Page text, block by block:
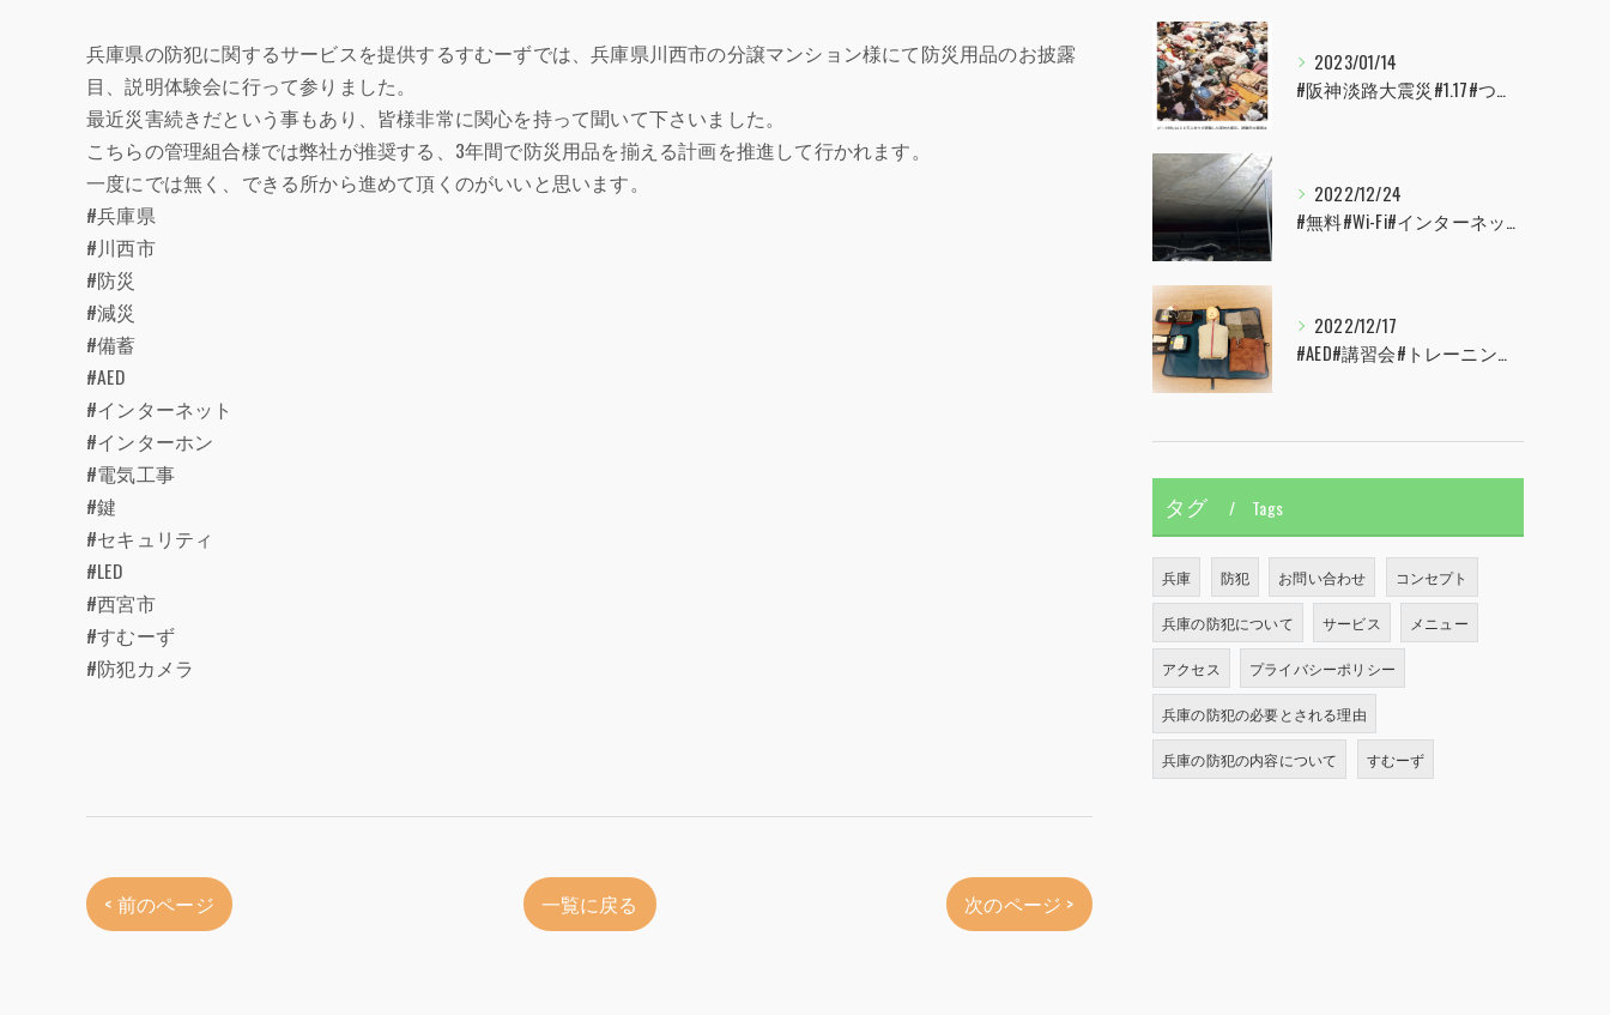
兵庫県の防犯に関するサービスを提供するすむーずでは、兵庫県川西市の分譲マンション様にて防災用品のお披露
目、説明体験会に行って参りました。
最近災害続きだという事もあり、皆様非常に関心を持って聞いて下さいました。
こちらの管理組合様では弊社が推奨する、3年間で防災用品を揃える計画を推進して行かれます。
一度にでは無く、できる所から進めて頂くのがいいと思います。
#兵庫県
#川西市
#防災
#減災
#備蓄
#AED
#インターネット
#インターホン
#電気工事
#鍵
#セキュリティ
#LED
#西宮市
#すむーず
#防犯カメラ
< 前のページ 一覧に戻る 次のページ >
2023/01/14
#阪神淡路大震災#1.17#つどい#むすぶ#すむーず#西宮市#甲子園
2022/12/24
#無料#Wi-Fi#インターネット#配線#配管工事#大阪市#港区#すむーず#西宮市#甲子園
2022/12/17
#AED#講習会#トレーニング#CPR#心肺蘇生#兵庫県#神戸市#西宮市#すむーず#甲子園
タグ Tags
兵庫 防犯 お問い合わせ コンセプト
兵庫の防犯について サービス メニュー
アクセス プライバシーポリシー
兵庫の防犯の必要とされる理由
兵庫の防犯の内容について すむーず